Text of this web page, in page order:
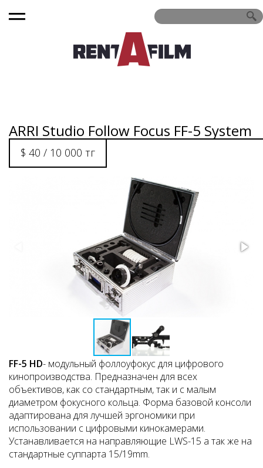
ARRI Studio Follow Focus FF-5 System
$ 40 / 10 000 тг
FF-5 HD- модульный фоллоуфокус для цифрового
кинопроизводства. Предназначен для всех
объективов, как со стандартным, так и с малым
диаметром фокусного кольца. Форма базовой консоли
адаптирована для лучшей эргономики при
использовании с цифровыми кинокамерами.
Устанавливается на направляющие LWS-15 а так же на
стандартные суппарта 15/19mm.